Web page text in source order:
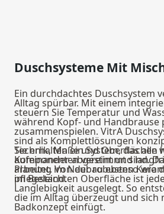
Duschsysteme Mit
Ein durchdachtes Duschsystem
Alltag spürbar. Mit einem
steuern Sie Temperatur und
während Kopf- und Handbrause
zusammenspielen. VitrA
sind als Komplettlösungen
Technik, Maße und Oberflächen
aufeinander abgestimmt sind.
Planung im Neubau ebenso wie
im Bestand.
Sie erhalten ein System, das alle
Komponenten vereint und
arbeitet. Von der robusten
pflegeleichten Oberfläche ist
Langlebigkeit ausgelegt. So
die im Alltag überzeugt und sich
Badkonzept einfügt.